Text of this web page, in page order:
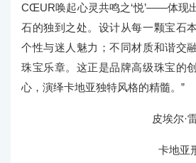
CŒUR唤起心灵共鸣之‘悦’——体现
石的独到之处。设计从每一颗宝石
个性与迷人魅力；不同材质和谐交
珠宝乐章。这正是品牌高级珠宝的
心，演绎卡地亚独特风格的精髓。”
皮埃尔·
卡地亚